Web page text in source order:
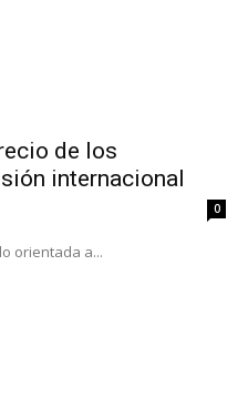
de los
internacional
0
orientada a...